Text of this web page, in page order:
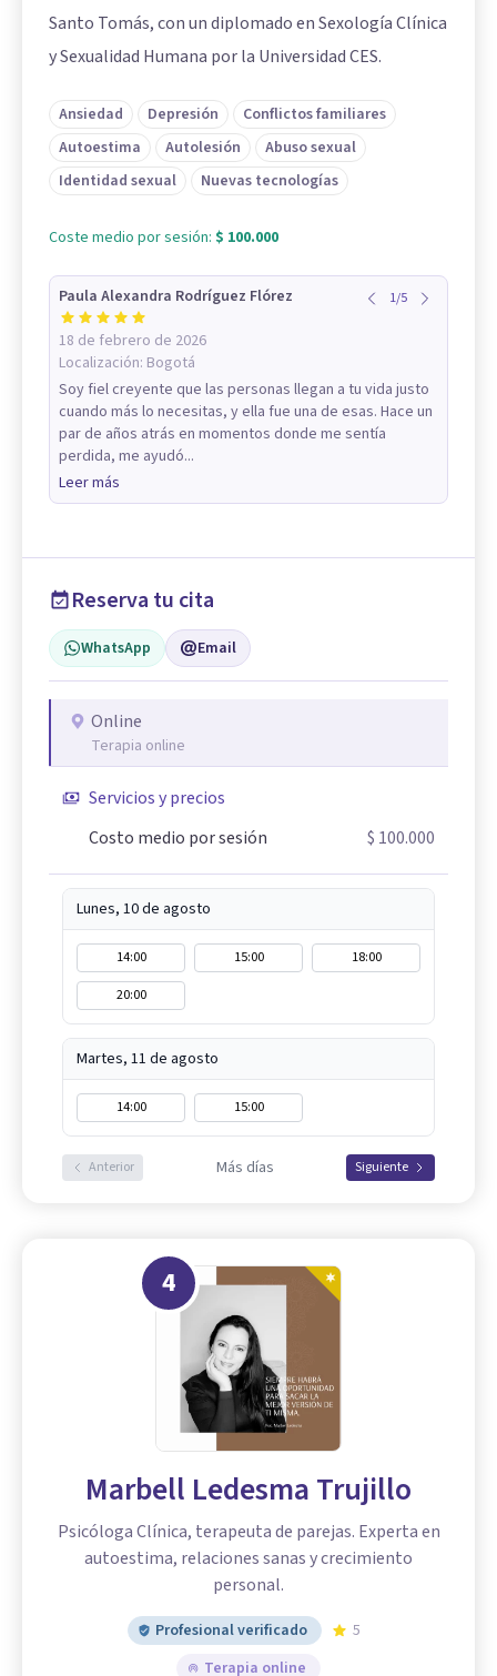
Santo Tomás, con un diplomado en Sexología Clínica
y Sexualidad Humana por la Universidad CES.
Ansiedad Depresión
Conflictos familiares
Autoestima
Autolesión
Abuso sexual
Identidad sexual
Nuevas tecnologías
Coste medio por sesión: $ 100.000
Paula Alexandra Rodríguez Flórez
18 de febrero de 2026
Localización: Bogotá
1/5
Soy fiel creyente que las personas llegan a tu vida justo
cuando más lo necesitas, y ella fue una de esas. Hace un
par de años atrás en momentos donde me sentía
perdida, me ayudó...
Leer más
Reserva tu cita
WhatsApp Email
Online
Terapia online
Servicios y precios
Costo medio por sesión
$ 100.000
Lunes, 10 de agosto
14:00 15:00
18:00
20:00
Martes, 11 de agosto
14:00 15:00
Anterior Más días Siguiente
4
Marbell Ledesma Trujillo
Psicóloga Clínica, terapeuta de parejas. Experta en
autoestima, relaciones sanas y crecimiento
personal.
Profesional verificado
5
Terapia online